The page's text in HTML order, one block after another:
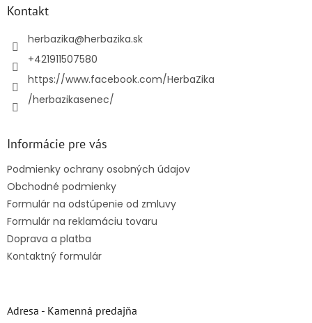
Kontakt
herbazika@herbazika.sk
+421911507580
https://www.facebook.com/HerbaZika
/herbazikasenec/
Informácie pre vás
Podmienky ochrany osobných údajov
Obchodné podmienky
Formulár na odstúpenie od zmluvy
Formulár na reklamáciu tovaru
Doprava a platba
Kontaktný formulár
Adresa - Kamenná predajňa